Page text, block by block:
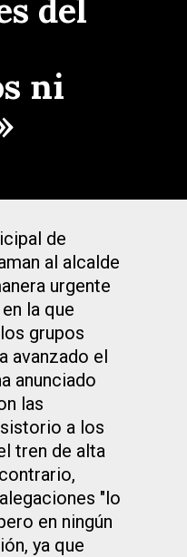
del
ni
de
al alcalde
urgente
la que
grupos
avanzado el
anunciado
las
a los
tren de alta
"lo
en ningún
ya que